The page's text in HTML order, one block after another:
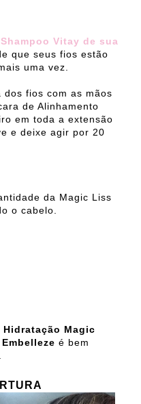
Shampoo Vitay de sua
que seus fios estão
uma vez.
fios com as mãos
de Alinhamento
em toda a extensão
e deixe agir por 20
da Magic Liss
o cabelo.
Hidratação Magic
é bem